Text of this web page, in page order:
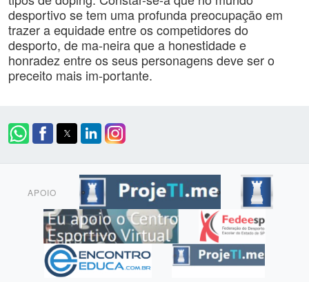
desportivo se tem uma profunda preocupação em
trazer a equidade entre os competidores do
desporto, de ma-neira que a honestidade e
honradez entre os seus personagens deve ser o
preceito mais im-portante.
APOIO